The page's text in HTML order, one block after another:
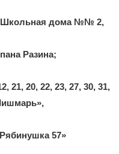
Школьная дома №№ 2,
Разина;
20, 22, 23, 27, 30, 31,
57»